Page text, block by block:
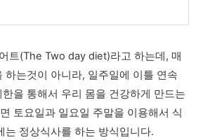
트(The Two day diet)라고 하는데, 매
하는것이 아니라, 일주일에 이틀 연속
을 통해서 우리 몸을 건강하게 만드는
토요일과 일요일 주말을 이용해서 식
는 정상식사를 하는 방식입니다.